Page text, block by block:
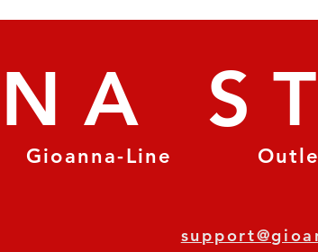
Gioanna-Line
000 78